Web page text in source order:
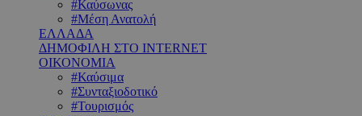
#Καύσωνας
#Μέση Ανατολή
ΕΛΛΑΔΑ
ΔΗΜΟΦΙΛΗ ΣΤΟ INTERNET
ΟΙΚΟΝΟΜΙΑ
#Καύσιμα
#Συνταξιοδοτικό
#Τουρισμός